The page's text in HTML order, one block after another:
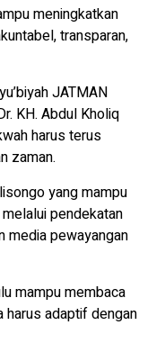
meningkatkan
transparan,
JATMAN
KH. Abdul Kholiq
harus terus
zaman.
yang mampu
pendekatan
media pewayangan
mampu membaca
harus adaptif dengan